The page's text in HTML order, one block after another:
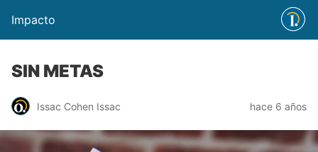
Impacto
SIN METAS
Issac Cohen Issac hace 6 años